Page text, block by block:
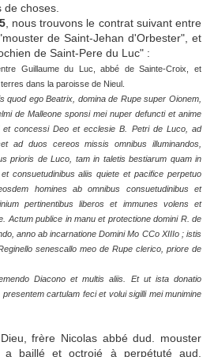
choses.
, nous trouvons le contrat suivant entre
de Saint-Jehan d'Orbester", et
de Saint-Pere du Luc" :
Guillaume du Luc, abbé de Sainte-Croix, et
dans la paroisse de Nieul.
ego Beatrix, domina de Rupe super Oionem,
de Malleone sponsi mei nuper defuncti et anime
et concessi Deo et ecclesie B. Petri de Luco, ad
ad duos cereos missis omnibus illuminandos,
prioris de Luco, tam in taletis bestiarum quam in
consuetudinibus aliis quiete et pacifice perpetuo
homines ab omnibus consuetudinibus et
pertinentibus liberos et immunes volens et
Actum publice in manu et protectione domini R. de
anno ab incarnatione Domini Mo CCo XIIIo ; istis
senescallo meo de Rupe clerico, priore de
Diacono et multis aliis. Et ut ista donatio
cartulam feci et volui sigilli mei munimine
frère Nicolas abbé dud. mouster
a baillé et octroié à perpétuté aud.